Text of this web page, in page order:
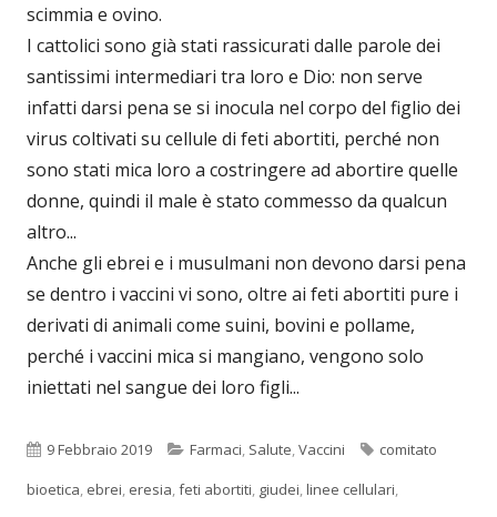
scimmia e ovino.
I cattolici sono già stati rassicurati dalle parole dei
santissimi intermediari tra loro e Dio: non serve
infatti darsi pena se si inocula nel corpo del figlio dei
virus coltivati su cellule di feti abortiti, perché non
sono stati mica loro a costringere ad abortire quelle
donne, quindi il male è stato commesso da qualcun
altro...
Anche gli ebrei e i musulmani non devono darsi pena
se dentro i vaccini vi sono, oltre ai feti abortiti pure i
derivati di animali come suini, bovini e pollame,
perché i vaccini mica si mangiano, vengono solo
iniettati nel sangue dei loro figli...
Pubblicato
9 Febbraio 2019 Categorie
Farmaci, Salute,Vaccini Tag
comitato
bioetica, ebrei, eresia,feti abortiti, giudei,linee cellulari,